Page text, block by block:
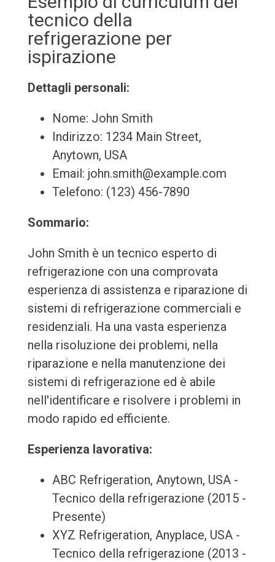
tecnico della
refrigerazione per
ispirazione
Dettagli personali:
Nome: John Smith
Indirizzo: 1234 Main Street,
Anytown, USA
Email: john.smith@example.com
Telefono: (123) 456-7890
Sommario:
John Smith è un tecnico esperto di
refrigerazione con una comprovata
esperienza di assistenza e riparazione di
sistemi di refrigerazione commerciali e
residenziali. Ha una vasta esperienza
nella risoluzione dei problemi, nella
riparazione e nella manutenzione dei
sistemi di refrigerazione ed è abile
nell'identificare e risolvere i problemi in
modo rapido ed efficiente.
Esperienza lavorativa:
ABC Refrigeration, Anytown, USA -
Tecnico della refrigerazione (2015 -
Presente)
XYZ Refrigeration, Anyplace, USA -
Tecnico della refrigerazione (2013 -